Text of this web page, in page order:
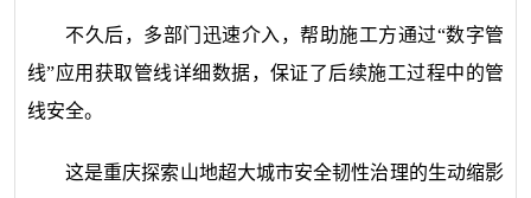
不久后，多部门迅速介入，帮助施工方通过“数字管
线”应用获取管线详细数据，保证了后续施工过程中的管
线安全。
这是重庆探索山地超大城市安全韧性治理的生动缩影